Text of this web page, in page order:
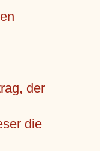
der
die